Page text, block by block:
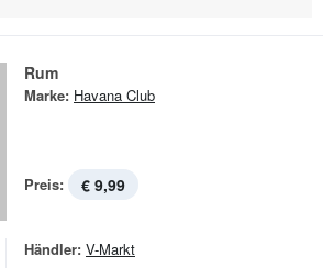
Rum
Marke: Havana Club
Preis: € 9,99
Händler: V-Markt